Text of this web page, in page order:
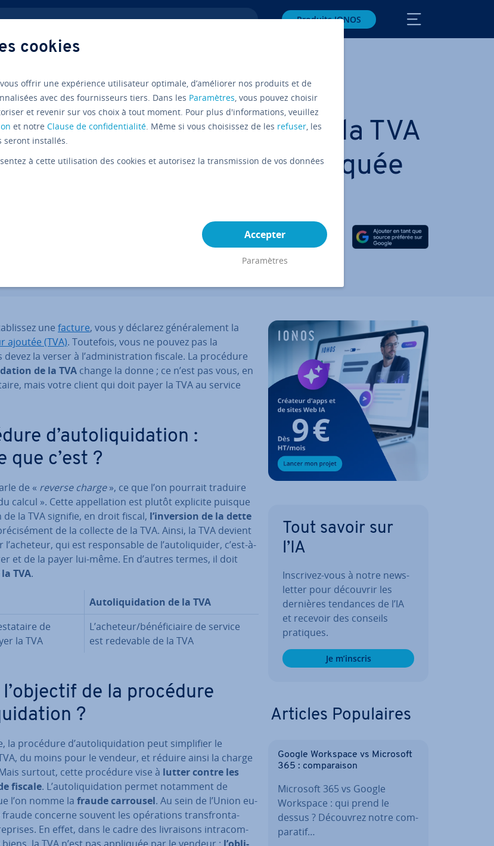
Produits IONOS
Au­to­li­qui­da­tion de la TVA
: la procédure expliquée
Partager sur Facebook
Partager sur Twitter
Partager sur LinkedIn
une facture, vous y déclarez gé­né­ra­le­ment la
ajoutée (TVA). Toutefois, vous ne pouvez pas la
devez la verser à l’ad­mi­nis­tra­tion fiscale. La procédure
de la TVA change la donne ; ce n’est pas vous, en
mais votre client qui doit payer la TVA au service
d’au­to­li­qui­da­tion :
que c’est ?
de « reverse charge», ce que l’on pourrait traduire
calcul ». Cette ap­pel­la­tion est plutôt explicite puisque
la TVA signifie, en droit fiscal, l’inversion de la dette
de la collecte de la TVA. Ainsi, la TVA devient
qui est res­pon­sable de l’au­to­li­qui­der, c’est-à-
et de la payer lui-même. En d’autres termes, il doit
TVA.
Au­to­li­qui­da­tion de la TVA
de
la TVA
L’acheteur/bé­né­fi­ciaire de service
est redevable de la TVA
de la procédure
?
la procédure d’au­to­li­qui­da­tion peut sim­pli­fier le
du moins pour le vendeur, et réduire ainsi la charge
surtout, cette procédure vise à lutter contre les
fiscale. L’au­to­li­qui­da­tion permet notamment de
l’on nomme la fraude carrousel. Au sein de l’Union eu­
fraude concerne souvent les opé­ra­tions trans­fron­ta­
En effet, dans le cadre des li­vrai­sons in­tra­com­
Tout savoir sur
l’IA
Inscrivez-vous à notre news­
let­ter pour découvrir les
dernières tendances de l’IA
et recevoir des conseils
pratiques.
Je m’inscris
Articles Po­pu­laires
Google Workspace vs Microsoft
365 : com­pa­rai­son
Microsoft 365 vs Google
Workspace : qui prend le
dessus ? Découvrez notre com­
pa­ra­tif…
cookies
offrir une expérience utilisateur optimale, d’améliorer nos produits et de
avec des fournisseurs tiers. Dans les Paramètres, vous pouvez choisir
et revenir sur vos choix à tout moment. Pour plus d'informations, veuillez
et notre Clause de confidentialité. Même si vous choisissez de les refuser, les
seront installés.
à cette utilisation des cookies et autorisez la transmission de vos données
Accepter
Paramètres